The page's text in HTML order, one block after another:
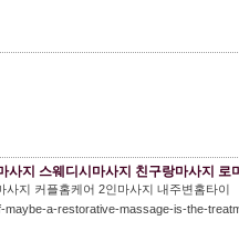
지 스웨디시마사지 친구랑마사지 로
지 커플홈케어 2인마사지 내주변홈타이
a-restorative-massage-is-the-